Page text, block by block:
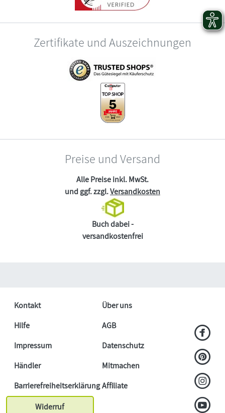
Zertifikate und Auszeichnungen
Preise und Versand
Alle Preise inkl. MwSt.
und ggf. zzgl.Versandkosten
Buch dabei -
versandkostenfrei
Kontakt
Über uns
Hilfe
AGB
Impressum
Datenschutz
Händler
Mitmachen
BarrierefreiheitserklärungAffiliate
Widerruf